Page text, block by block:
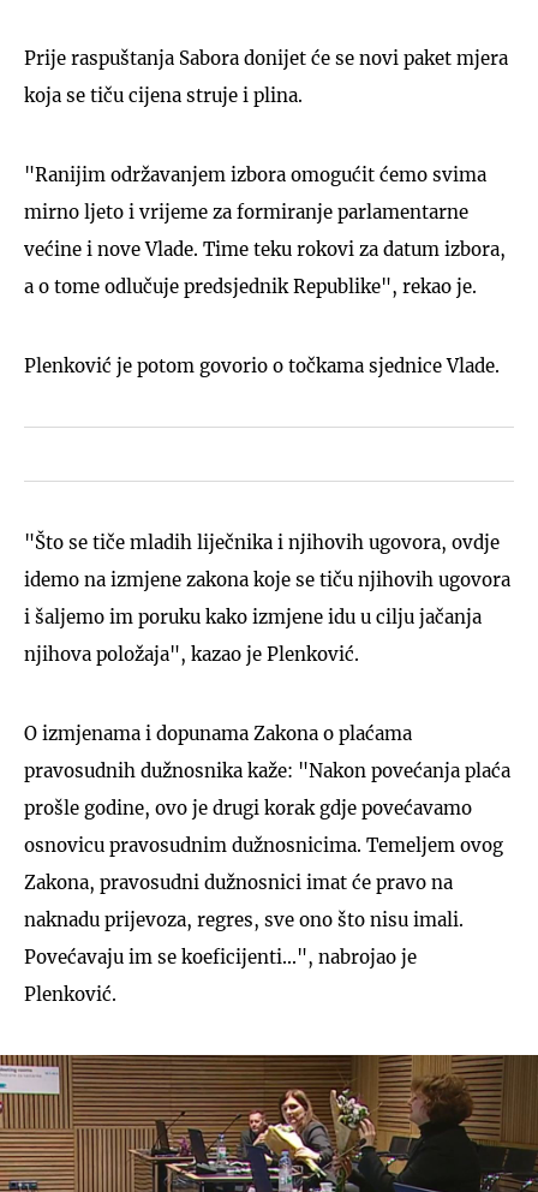
Prije raspuštanja Sabora donijet će se novi paket mjera
koja se tiču cijena struje i plina.
"Ranijim održavanjem izbora omogućit ćemo svima
mirno ljeto i vrijeme za formiranje parlamentarne
većine i nove Vlade. Time teku rokovi za datum izbora,
a o tome odlučuje predsjednik Republike", rekao je.
Plenković je potom govorio o točkama sjednice Vlade.
"Što se tiče mladih liječnika i njihovih ugovora, ovdje
idemo na izmjene zakona koje se tiču njihovih ugovora
i šaljemo im poruku kako izmjene idu u cilju jačanja
njihova položaja", kazao je Plenković.
O izmjenama i dopunama Zakona o plaćama
pravosudnih dužnosnika kaže: "Nakon povećanja plaća
prošle godine, ovo je drugi korak gdje povećavamo
osnovicu pravosudnim dužnosnicima. Temeljem ovog
Zakona, pravosudni dužnosnici imat će pravo na
naknadu prijevoza, regres, sve ono što nisu imali.
Povećavaju im se koeficijenti...", nabrojao je
Plenković.